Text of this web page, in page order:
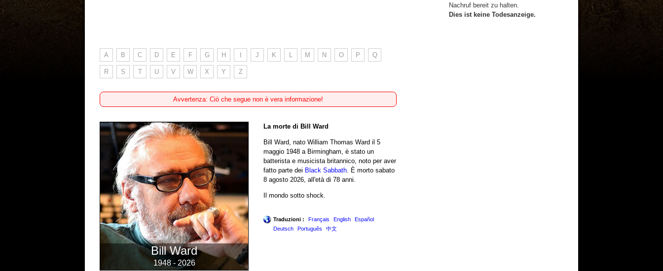
A B C D E F G H J K L M N O P Q
R S T U V W X Y Z
Avvertenza: Ciò che segue non è vera informazione!
Bill Ward
1948 - 2026
La morte di Bill Ward
Bill Ward, nato William Thomas Ward il 5
maggio 1948 a Birmingham, è stato un
batterista e musicista britannico, noto per aver
fatto parte dei Black Sabbath . È morto sabato
8 agosto 2026, all'età di 78 anni.
Il mondo sotto shock.
Traduzioni : Français English
Español
Deutsch
Português 中文
Nachruf bereit zu halten.
Dies ist keine Todesanzeige.